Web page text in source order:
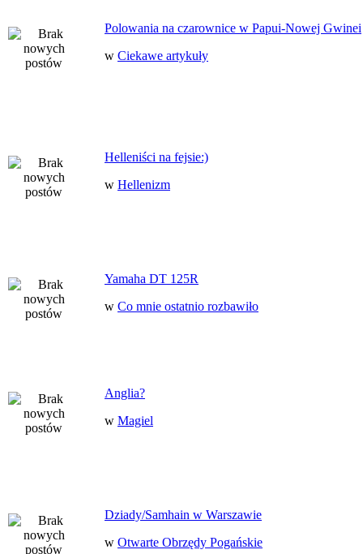
Polowania na czarownice w Papui-Nowej Gwinei
w Ciekawe artykuły
Helleniści na fejsie:)
w Hellenizm
Yamaha DT 125R
w Co mnie ostatnio rozbawiło
Anglia?
w Magiel
Dziady/Samhain w Warszawie
w Otwarte Obrzędy Pogańskie